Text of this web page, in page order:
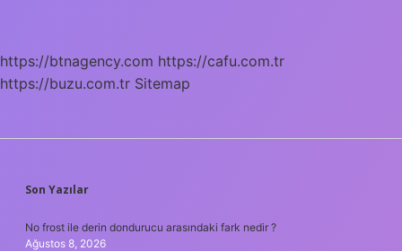
https://btnagency.com https://cafu.com.tr
https://buzu.com.tr Sitemap
SIDEBAR
Son Yazılar
No frost ile derin dondurucu arasındaki fark nedir ?
Ağustos 8, 2026